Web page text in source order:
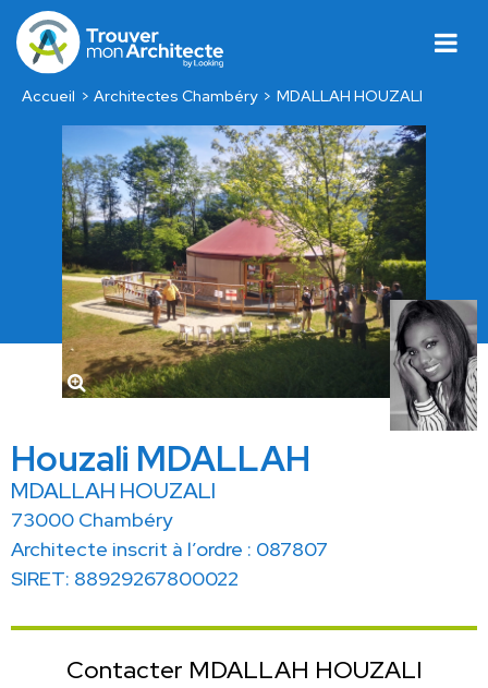
Accueil Architectes Chambéry MDALLAH HOUZALI
Houzali MDALLAH
MDALLAH HOUZALI
73000 Chambéry
Architecte inscrit à l’ordre : 087807
SIRET: 88929267800022
Contacter MDALLAH HOUZALI